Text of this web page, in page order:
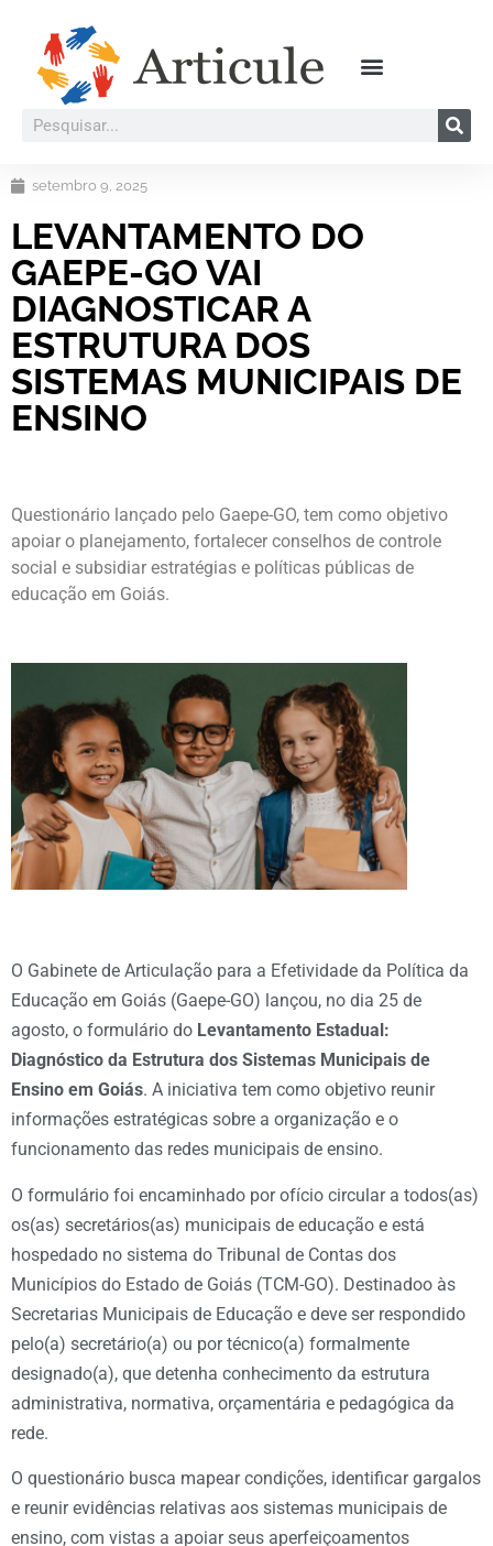
setembro 9, 2025
LEVANTAMENTO DO
GAEPE-GO VAI
DIAGNOSTICAR A
ESTRUTURA DOS
SISTEMAS MUNICIPAIS DE
ENSINO
Questionário lançado pelo Gaepe-GO, tem como objetivo
apoiar o planejamento, fortalecer conselhos de controle
social e subsidiar estratégias e políticas públicas de
educação em Goiás.
O Gabinete de Articulação para a Efetividade da Política da
Educação em Goiás (Gaepe-GO) lançou, no dia 25 de
agosto, o formulário do Levantamento Estadual:
Diagnóstico da Estrutura dos Sistemas Municipais de
Ensino em Goiás. A iniciativa tem como objetivo reunir
informações estratégicas sobre a organização e o
funcionamento das redes municipais de ensino.
O formulário foi encaminhado por ofício circular a todos(as)
os(as) secretários(as) municipais de educação e está
hospedado no sistema do Tribunal de Contas dos
Municípios do Estado de Goiás (TCM-GO). Destinadoo às
Secretarias Municipais de Educação e deve ser respondido
pelo(a) secretário(a) ou por técnico(a) formalmente
designado(a), que detenha conhecimento da estrutura
administrativa, normativa, orçamentária e pedagógica da
rede.
O questionário busca mapear condições, identificar gargalos
e reunir evidências relativas aos sistemas municipais de
ensino, com vistas a apoiar seus aperfeiçoamentos